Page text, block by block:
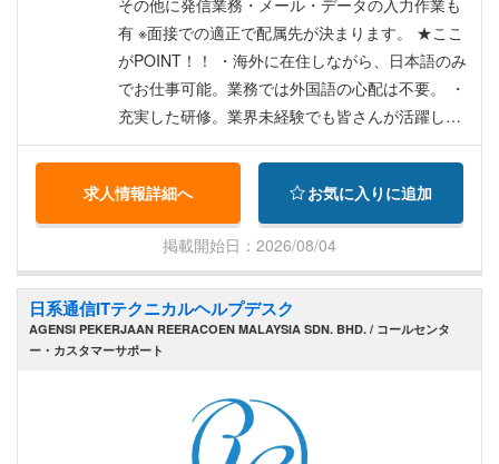
定は部署により異なります。
その他に発信業務・メール・データの入力作業も
有 ※面接での適正で配属先が決まります。 ★ここ
がPOINT！！ ・海外に在住しながら、日本語のみ
でお仕事可能。業務では外国語の心配は不要。 ・
充実した研修。業界未経験でも皆さんが活躍しや
すい職場環境。 ・リーダー・SV・マネージャーへ
のキャリアアップも目指せます。
求人情報詳細へ
お気に入りに追加
掲載開始日：2026/08/04
日系通信ITテクニカルヘルプデスク
AGENSI PEKERJAAN REERACOEN MALAYSIA SDN. BHD. / コールセンタ
ー・カスタマーサポート